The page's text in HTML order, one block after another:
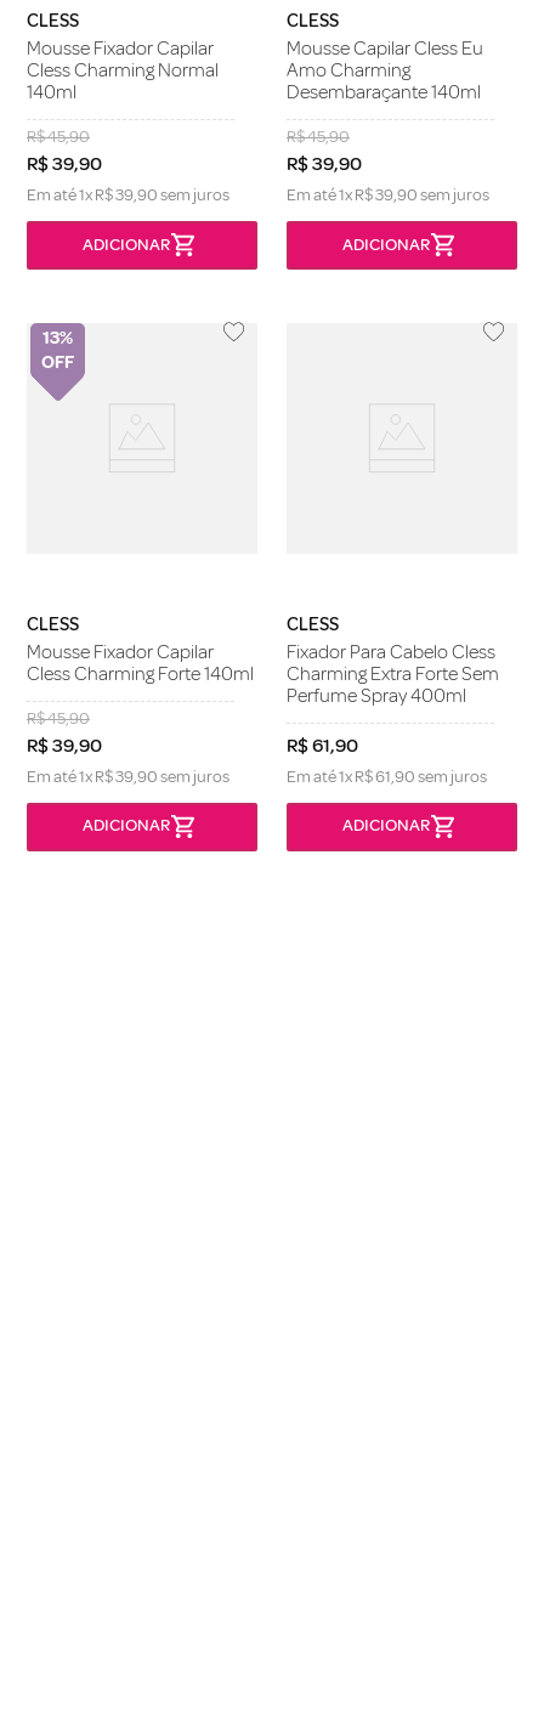
CLESS
Mousse Fixador Capilar
Cless Charming Normal
140ml
R$45,90
R$39,90
Em até1xR$39,90sem juros
CLESS
Mousse Capilar Cless Eu
Amo Charming
Desembaraçante 140ml
R$45,90
R$39,90
Em até1xR$39,90sem juros
13%
CLESS
Mousse Fixador Capilar
Cless Charming Forte 140ml
R$45,90
R$39,90
Em até1xR$39,90sem juros
CLESS
Fixador Para Cabelo Cless
Charming Extra Forte Sem
Perfume Spray 400ml
R$61,90
Em até1xR$61,90sem juros